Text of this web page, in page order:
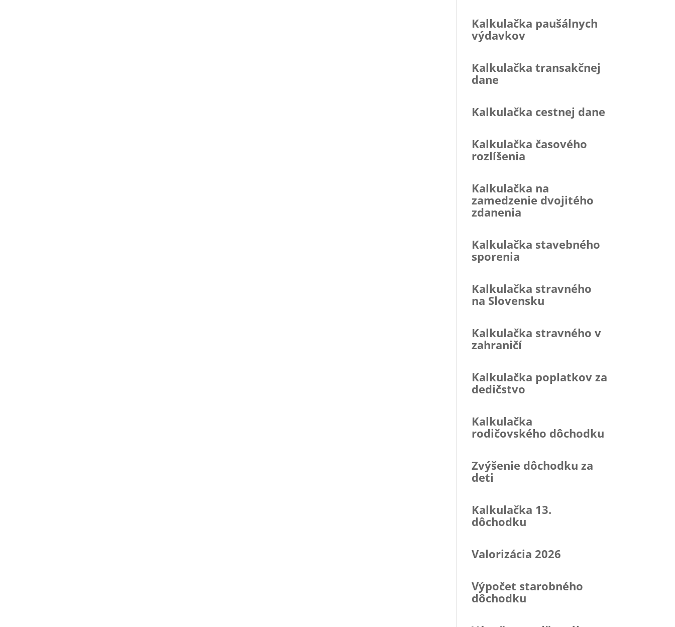
Kalkulačka paušálnych
výdavkov
Kalkulačka transakčnej
dane
Kalkulačka cestnej dane
Kalkulačka časového
rozlíšenia
Kalkulačka na
zamedzenie dvojitého
zdanenia
Kalkulačka stavebného
sporenia
Kalkulačka stravného
na Slovensku
Kalkulačka stravného v
zahraničí
Kalkulačka poplatkov za
dedičstvo
Kalkulačka
rodičovského dôchodku
Zvýšenie dôchodku za
deti
Kalkulačka 13.
dôchodku
Valorizácia 2026
Výpočet starobného
dôchodku